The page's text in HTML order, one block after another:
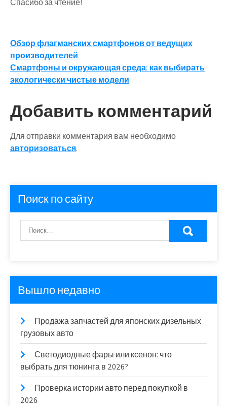
Спасибо за чтение!
Навигация
по
записям
Обзор флагманских смартфонов от ведущих
производителей
Смартфоны и окружающая среда: как выбирать
экологически чистые модели
Добавить комментарий
Для отправки комментария вам необходимо
авторизоваться.
Поиск по сайту
Вышло недавно
Продажа запчастей для японских дизельных
грузовых авто
Светодиодные фары или ксенон: что
выбрать для тюнинга в 2026?
Проверка истории авто перед покупкой в
2026